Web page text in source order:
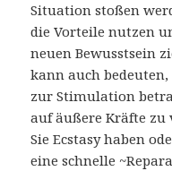
Situation stoßen
die Vorteile nutzen
neuen Bewusstsein
kann auch
zur Stimulation
auf äußere Kräfte zu
Sie Ecstasy haben
eine schnelle